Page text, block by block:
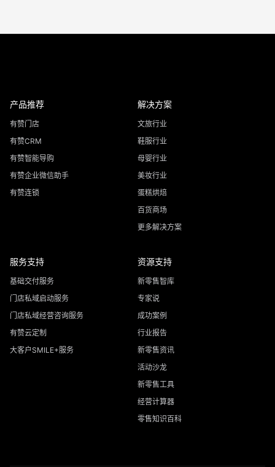
产品推荐
有赞门店
有赞CRM
有赞智能导购
有赞企业微信助手
有赞连锁
解决方案
文旅行业
鞋服行业
母婴行业
美妆行业
蛋糕烘焙
百货商场
更多解决方案
服务支持
基础交付服务
门店私域启动服务
门店私域经营咨询服务
有赞云定制
大客户SMILE+服务
资源支持
新零售智库
专家说
成功案例
行业报告
新零售资讯
活动沙龙
新零售工具
经营计算器
零售知识百科